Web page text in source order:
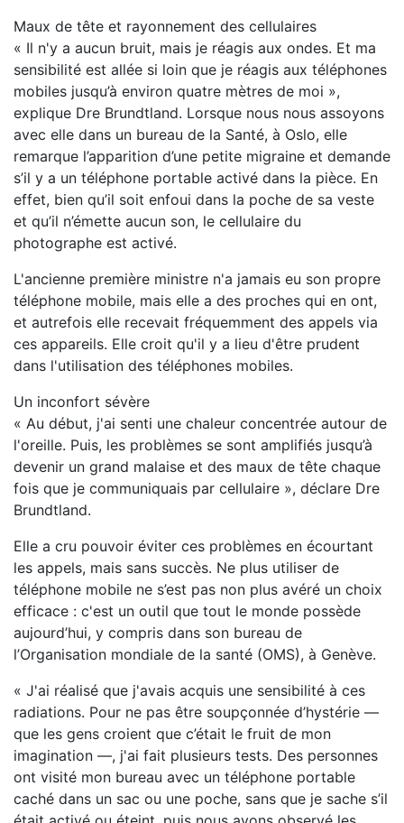
Maux de tête et rayonnement des cellulaires
« Il n'y a aucun bruit, mais je réagis aux ondes. Et ma
sensibilité est allée si loin que je réagis aux téléphones
mobiles jusqu’à environ quatre mètres de moi »,
explique Dre Brundtland. Lorsque nous nous assoyons
avec elle dans un bureau de la Santé, à Oslo, elle
remarque l’apparition d’une petite migraine et demande
s’il y a un téléphone portable activé dans la pièce. En
effet, bien qu’il soit enfoui dans la poche de sa veste
et qu’il n’émette aucun son, le cellulaire du
photographe est activé.
L'ancienne première ministre n'a jamais eu son propre
téléphone mobile, mais elle a des proches qui en ont,
et autrefois elle recevait fréquemment des appels via
ces appareils. Elle croit qu'il y a lieu d'être prudent
dans l'utilisation des téléphones mobiles.
Un inconfort sévère
« Au début, j'ai senti une chaleur concentrée autour de
l'oreille. Puis, les problèmes se sont amplifiés jusqu’à
devenir un grand malaise et des maux de tête chaque
fois que je communiquais par cellulaire », déclare Dre
Brundtland.
Elle a cru pouvoir éviter ces problèmes en écourtant
les appels, mais sans succès. Ne plus utiliser de
téléphone mobile ne s’est pas non plus avéré un choix
efficace : c'est un outil que tout le monde possède
aujourd’hui, y compris dans son bureau de
l’Organisation mondiale de la santé (OMS), à Genève.
« J'ai réalisé que j'avais acquis une sensibilité à ces
radiations. Pour ne pas être soupçonnée d’hystérie —
que les gens croient que c’était le fruit de mon
imagination —, j'ai fait plusieurs tests. Des personnes
ont visité mon bureau avec un téléphone portable
caché dans un sac ou une poche, sans que je sache s’il